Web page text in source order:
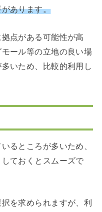
あります。
点がある可能性が高
ール等の立地の良い場
いため、比較的利用し
るところが多いため、
ておくとスムーズで
を求められますが、利